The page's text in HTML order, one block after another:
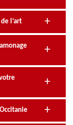
l’art